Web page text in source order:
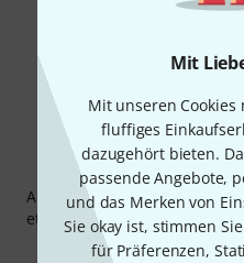
Mit
Mit unseren
fluffiges
dazugehört bieten.
passende Angebote,
und das Merken von
Sie okay ist, stimmen
für Präferenzen,
Abonniere den Thomann
etwas Glück einen von 50
Inspirierende Beiträge